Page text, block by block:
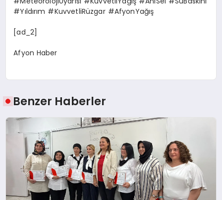
#Yıldırım #KuvvetliRüzgar #AfyonYağış
[ad_2]
Afyon Haber
Benzer Haberler